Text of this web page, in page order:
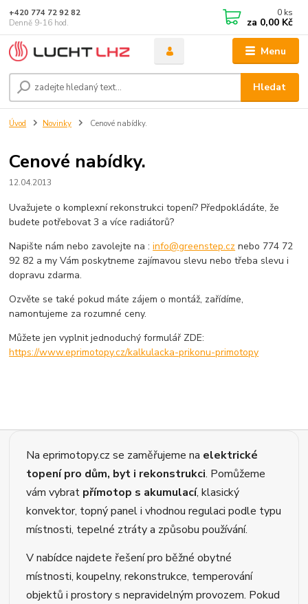
Menu
Hledat
+420 774 72 92 82
Denně 9-16 hod.
0 ks
za 0,00 Kč
Úvod Novinky Cenové nabídky.
Cenové nabídky.
12.04.2013
Uvažujete o komplexní rekonstrukci topení? Předpokládáte, že
budete potřebovat 3 a více radiátorů?
Napište nám nebo zavolejte na :info@greenstep.cz nebo 774 72
92 82 a my Vám poskytneme zajímavou slevu nebo třeba slevu i
dopravu zdarma.
Ozvěte se také pokud máte zájem o montáž, zařídíme,
namontujeme za rozumné ceny.
Můžete jen vyplnit jednoduchý formulář ZDE:
https://www.eprimotopy.cz/kalkulacka-prikonu-primotopy
Na eprimotopy.cz se zaměřujeme na elektrické
topení pro dům, byt i rekonstrukci. Pomůžeme
vám vybrat přímotop s akumulací, klasický
konvektor, topný panel i vhodnou regulaci podle typu
místnosti, tepelné ztráty a způsobu používání.
V nabídce najdete řešení pro běžné obytné
místnosti, koupelny, rekonstrukce, temperování
objektů i prostory s nepravidelným provozem. Pokud